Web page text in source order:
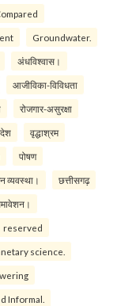
Groundwater.
अंधविश्वास।
आजीविका-विविधता
रोजगार-असुरक्षा
वृद्धाश्रम
पोषण
व्यवस्था। छत्तीसगढ़
reserved
science.
Informal.